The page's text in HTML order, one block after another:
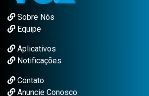
Sobre Nós
Equipe
Aplicativos
Notificações
Contato
Anuncie Conosco